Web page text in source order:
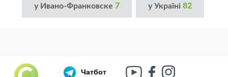
у Ивано-Франковске 7 у Україні 82
Чатбот